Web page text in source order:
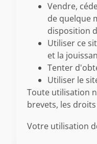
Vendre,
de quelque
disposition
Utiliser ce
et la
Tenter
Utiliser le
Toute utilisation
brevets, les
Votre utilisation